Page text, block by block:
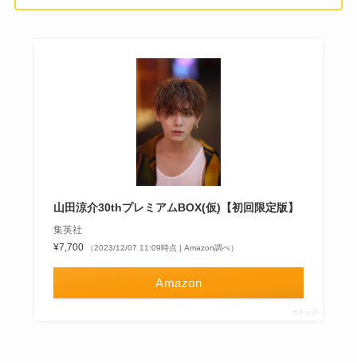
山田涼介30thプレミアムBOX(仮)【初回限定版】
集英社
¥7,700
（2023/12/07 11:09時点 | Amazon調べ）
Amazon
ポチップ